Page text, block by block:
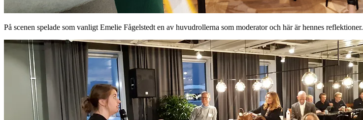
På scenen spelade som vanligt Emelie Fågelstedt en av huvudrollerna som moderator och här är hennes reflektioner.